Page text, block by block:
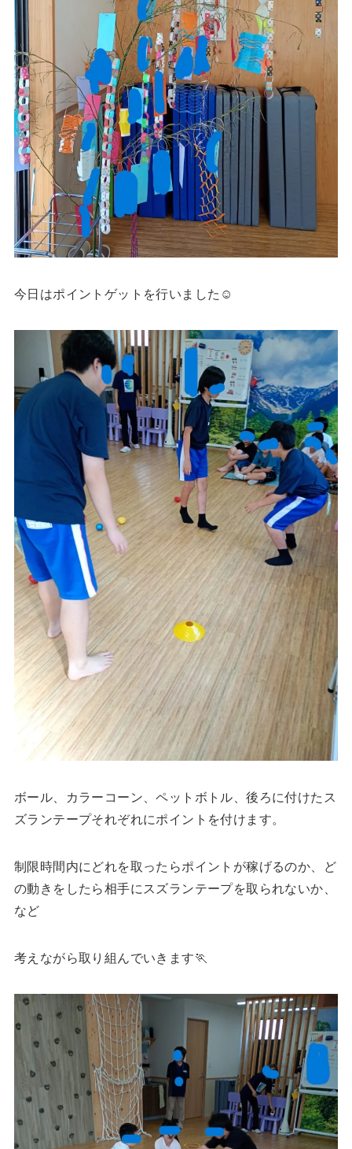
今日はポイントゲットを行いました☺
ボール、カラーコーン、ペットボトル、後ろに付けたス
ズランテープそれぞれにポイントを付けます。
制限時間内にどれを取ったらポイントが稼げるのか、ど
の動きをしたら相手にスズランテープを取られないか、
など
考えながら取り組んでいきます🏃